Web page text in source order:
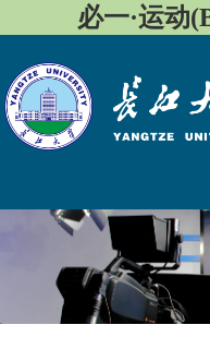
必一·运动